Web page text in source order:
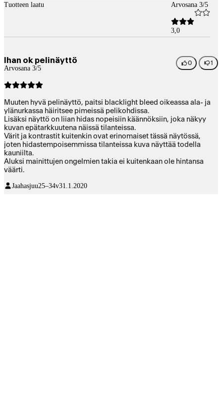
Tuotteen laatu
Arvosana 3/5
3,0
Ihan ok pelinäyttö
Arvosana 3/5
0 1
Muuten hyvä pelinäyttö, paitsi blacklight bleed oikeassa ala- ja
ylänurkassa häiritsee pimeissä pelikohdissa.
Lisäksi näyttö on liian hidas nopeisiin käännöksiin, joka näkyy
kuvan epätarkkuutena näissä tilanteissa.
Värit ja kontrastit kuitenkin ovat erinomaiset tässä näytössä,
joten hidastempoisemmissa tilanteissa kuva näyttää todella
kauniilta.
Aluksi mainittujen ongelmien takia ei kuitenkaan ole hintansa
väärti.
Jaahasjuu25–34v31.1.2020